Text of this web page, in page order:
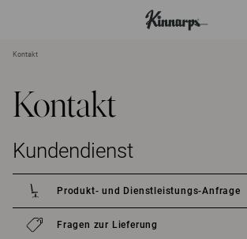
Kontakt
Kontakt
Kundendienst
Produkt- und Dienstleistungs-Anfrage
Fragen zur Lieferung